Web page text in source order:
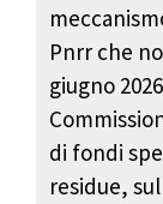
Pnrr che
giugno
di fondi
residue,